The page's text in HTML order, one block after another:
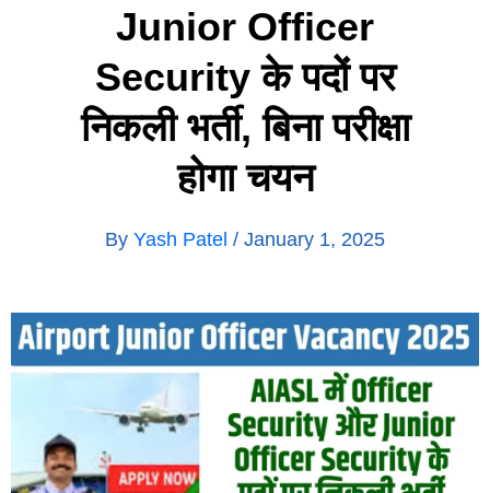
Junior Officer
Security के पदों पर
निकली भर्ती, बिना परीक्षा
होगा चयन
By Yash Patel / January 1, 2025